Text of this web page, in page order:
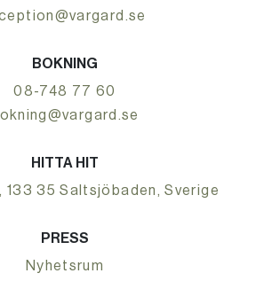
BOKNING
08-748 77 60
HITTA HIT
133 35 Saltsjöbaden, Sverige
PRESS
Nyhetsrum